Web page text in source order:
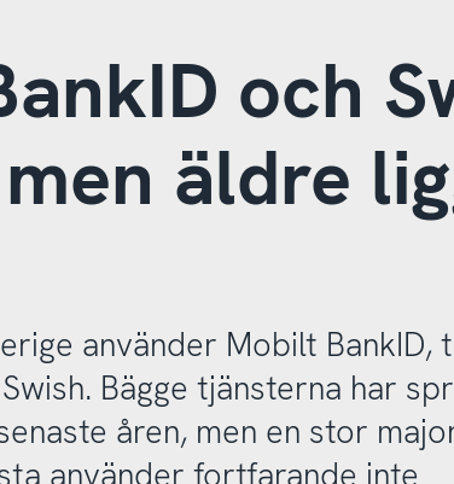
och
äldre
använder Mobilt BankID,
Bägge tjänsterna har
åren, men en stor
använder fortfarande inte